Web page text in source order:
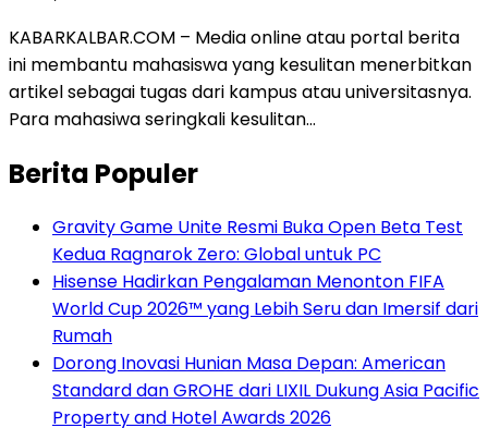
KABARKALBAR.COM – Media online atau portal berita
ini membantu mahasiswa yang kesulitan menerbitkan
artikel sebagai tugas dari kampus atau universitasnya.
Para mahasiwa seringkali kesulitan…
Berita Populer
Gravity Game Unite Resmi Buka Open Beta Test
Kedua Ragnarok Zero: Global untuk PC
Hisense Hadirkan Pengalaman Menonton FIFA
World Cup 2026™ yang Lebih Seru dan Imersif dari
Rumah
Dorong Inovasi Hunian Masa Depan: American
Standard dan GROHE dari LIXIL Dukung Asia Pacific
Property and Hotel Awards 2026